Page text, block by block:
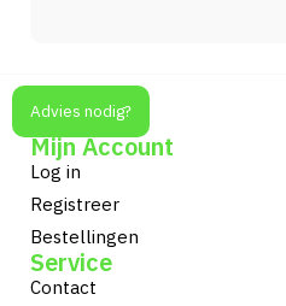
Advies nodig?
Mijn Account
Log in
Registreer
Bestellingen
Service
Contact